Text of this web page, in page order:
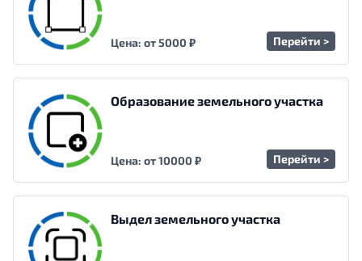
Цена: от 5000 ₽ Перейти >
Образование земельного участка
Цена: от 10000 ₽ Перейти >
Выдел земельного участка